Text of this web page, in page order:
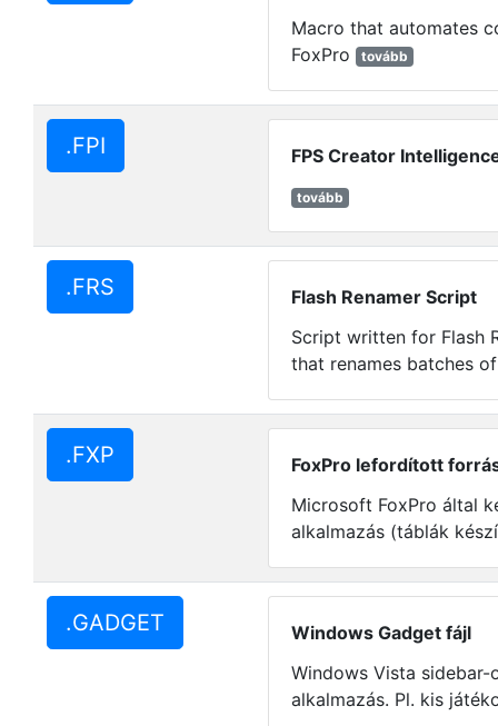
Macro that automates
FoxPro
tovább
.FPI FPS Creator
tovább
.FRS
Flash Renamer Script
Script written for Flash
that renames batches
.FXP
FoxPro lefordított
Microsoft FoxPro által
alkalmazás (táblák
.GADGET
Windows Gadget fájl
Windows Vista
alkalmazás. Pl. kis